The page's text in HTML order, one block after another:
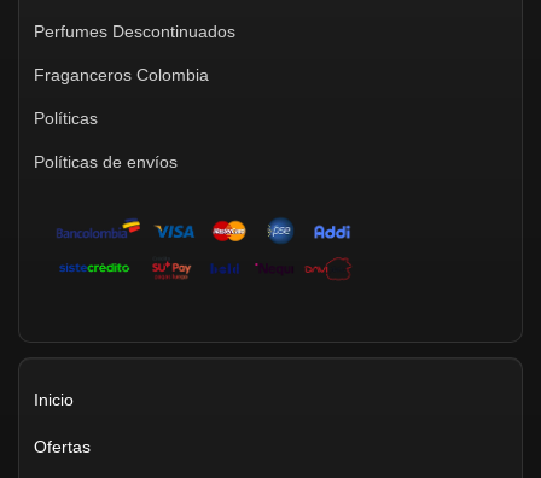
Perfumes Descontinuados
Fraganceros Colombia
Políticas
Políticas de envíos
Inicio
Ofertas